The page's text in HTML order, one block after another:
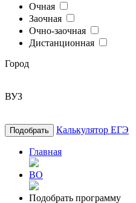
Очная
Заочная
Очно-заочная
Дистанционная
Город
ВУЗ
Подобрать Калькулятор ЕГЭ
Главная
ВО
Подобрать программу